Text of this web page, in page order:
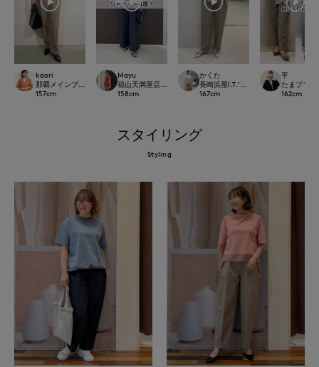
kaori
那覇メインプレイスI.T.'S.international
157cm
Mayu
福山天満屋店INED/7-IDconcept./Maglie
158cm
かくた
長崎浜屋I.T.'S. international/7-
167cm
平
たまプラ
162cm
スタイリング
Styling